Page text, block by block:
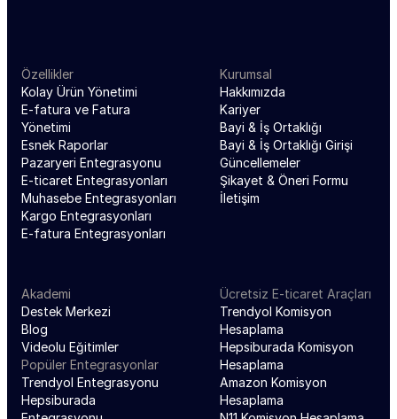
Özellikler
Kolay Ürün Yönetimi
E-fatura ve Fatura
Yönetimi
Esnek Raporlar
Pazaryeri Entegrasyonu
E-ticaret Entegrasyonları
Muhasebe Entegrasyonları
Kargo Entegrasyonları
E-fatura Entegrasyonları
Kurumsal
Hakkımızda
Kariyer
Bayi & İş Ortaklığı
Bayi & İş Ortaklığı Girişi
Güncellemeler
Şikayet & Öneri Formu
İletişim
Akademi
Destek Merkezi
Blog
Videolu Eğitimler
Popüler Entegrasyonlar
Trendyol Entegrasyonu
Hepsiburada
Ücretsiz E-ticaret Araçları
Trendyol Komisyon
Hesaplama
Hepsiburada Komisyon
Hesaplama
Amazon Komisyon
Hesaplama